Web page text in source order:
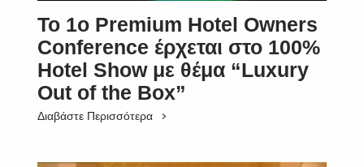
Το 1ο Premium Hotel Owners
Conference έρχεται στο 100%
Hotel Show με θέμα “Luxury
Out of the Box”
Διαβάστε Περισσότερα